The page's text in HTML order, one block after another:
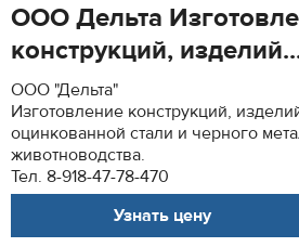
ООО Дельта
конструкций,
ООО "Дельта"
Изготовление конструкций,
оцинкованной стали и черного
животноводства.
Тел. 8-918-47-78-470
Узнать цену